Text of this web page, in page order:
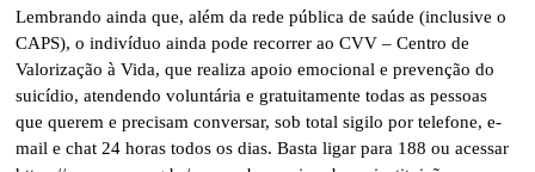
Lembrando ainda que, além da rede pública de saúde (inclusive o
CAPS), o indivíduo ainda pode recorrer ao CVV – Centro de
Valorização à Vida, que realiza apoio emocional e prevenção do
suicídio, atendendo voluntária e gratuitamente todas as pessoas
que querem e precisam conversar, sob total sigilo por telefone, e-
mail e chat 24 horas todos os dias. Basta ligar para 188 ou acessar